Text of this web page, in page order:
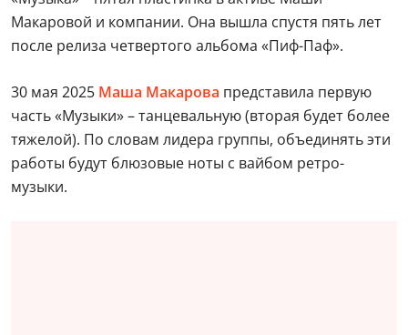
Макаровой и компании. Она вышла спустя пять лет
после релиза четвертого альбома «Пиф-Паф».
30 мая 2025 Маша Макарова представила первую
часть «Музыки» – танцевальную (вторая будет более
тяжелой). По словам лидера группы, объединять эти
работы будут блюзовые ноты с вайбом ретро-
музыки.